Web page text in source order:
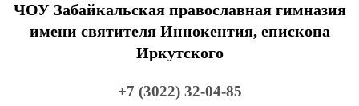
ЧОУ Забайкальская православная гимназия
имени святителя Иннокентия, епископа
Иркутского
+7 (3022) 32-04-85